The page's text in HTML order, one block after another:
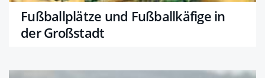
Fußballplätze und Fußballkäfige in
der Großstadt